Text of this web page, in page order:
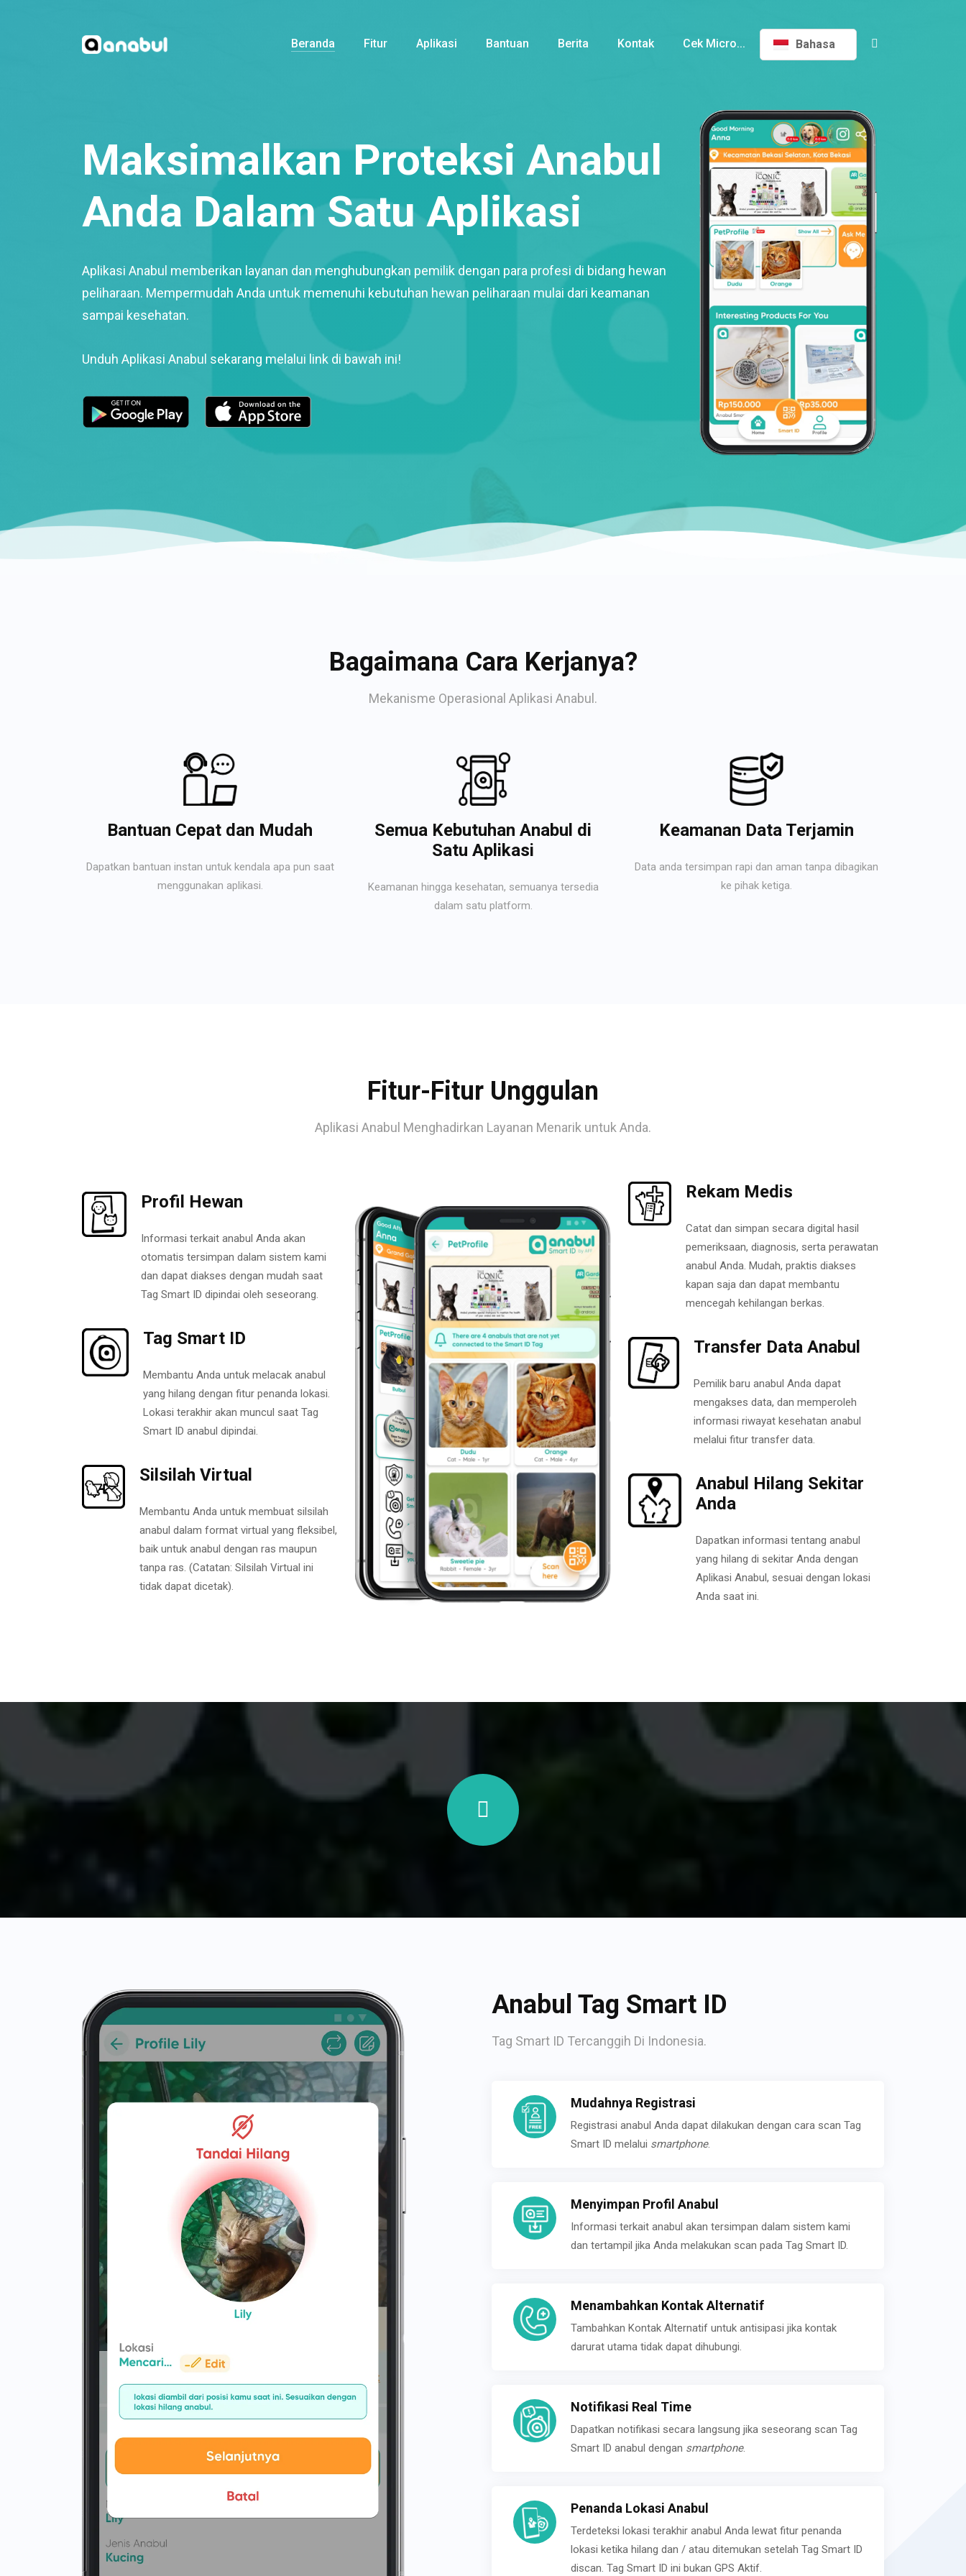
Beranda Fitur Aplikasi Bantuan Berita Kontak Cek Micro... Bahasa
Maksimalkan Proteksi Anabul
Anda Dalam Satu Aplikasi
Aplikasi Anabul memberikan layanan dan menghubungkan pemilik dengan para profesi di bidang hewan
peliharaan. Mempermudah Anda untuk memenuhi kebutuhan hewan peliharaan mulai dari keamanan
sampai kesehatan.
Unduh Aplikasi Anabul sekarang melalui link di bawah ini!
Bagaimana Cara Kerjanya?
Mekanisme Operasional Aplikasi Anabul.
Bantuan Cepat dan Mudah
Dapatkan bantuan instan untuk kendala apa pun saat
menggunakan aplikasi.
Semua Kebutuhan Anabul di
Satu Aplikasi
Keamanan hingga kesehatan, semuanya tersedia
dalam satu platform.
Keamanan Data Terjamin
Data anda tersimpan rapi dan aman tanpa dibagikan
ke pihak ketiga.
Fitur-Fitur Unggulan
Aplikasi Anabul Menghadirkan Layanan Menarik untuk Anda.
Profil Hewan
Informasi terkait anabul Anda akan
otomatis tersimpan dalam sistem kami
dan dapat diakses dengan mudah saat
Tag Smart ID dipindai oleh seseorang.
Tag Smart ID
Membantu Anda untuk melacak anabul
yang hilang dengan fitur penanda lokasi.
Lokasi terakhir akan muncul saat Tag
Smart ID anabul dipindai.
Silsilah Virtual
Membantu Anda untuk membuat silsilah
anabul dalam format virtual yang fleksibel,
baik untuk anabul dengan ras maupun
tanpa ras. (Catatan: Silsilah Virtual ini
tidak dapat dicetak).
Rekam Medis
Catat dan simpan secara digital hasil
pemeriksaan, diagnosis, serta perawatan
anabul Anda. Mudah, praktis diakses
kapan saja dan dapat membantu
mencegah kehilangan berkas.
Transfer Data Anabul
Pemilik baru anabul Anda dapat
mengakses data, dan memperoleh
informasi riwayat kesehatan anabul
melalui fitur transfer data.
Anabul Hilang Sekitar
Anda
Dapatkan informasi tentang anabul
yang hilang di sekitar Anda dengan
Aplikasi Anabul, sesuai dengan lokasi
Anda saat ini.
Anabul Tag Smart ID
Tag Smart ID Tercanggih Di Indonesia.
Mudahnya Registrasi
Registrasi anabul Anda dapat dilakukan dengan cara scan Tag
Smart ID melalui smartphone.
Menyimpan Profil Anabul
Informasi terkait anabul akan tersimpan dalam sistem kami
dan tertampil jika Anda melakukan scan pada Tag Smart ID.
Menambahkan Kontak Alternatif
Tambahkan Kontak Alternatif untuk antisipasi jika kontak
darurat utama tidak dapat dihubungi.
Notifikasi Real Time
Dapatkan notifikasi secara langsung jika seseorang scan Tag
Smart ID anabul dengan smartphone.
Penanda Lokasi Anabul
Terdeteksi lokasi terakhir anabul Anda lewat fitur penanda
lokasi ketika hilang dan / atau ditemukan setelah Tag Smart ID
discan. Tag Smart ID ini bukan GPS Aktif.